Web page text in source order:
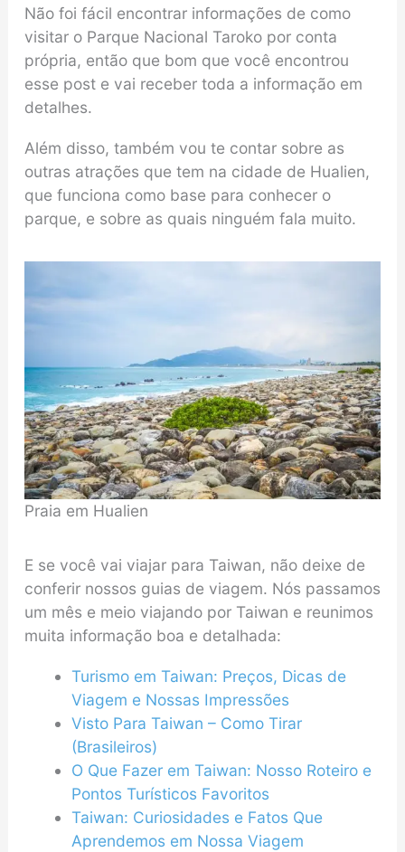
Não foi fácil encontrar informações de como
visitar o Parque Nacional Taroko por conta
própria, então que bom que você encontrou
esse post e vai receber toda a informação em
detalhes.
Além disso, também vou te contar sobre as
outras atrações que tem na cidade de Hualien,
que funciona como base para conhecer o
parque, e sobre as quais ninguém fala muito.
Praia em Hualien
E se você vai viajar para Taiwan, não deixe de
conferir nossos guias de viagem. Nós passamos
um mês e meio viajando por Taiwan e reunimos
muita informação boa e detalhada:
Turismo em Taiwan: Preços, Dicas de
Viagem e Nossas Impressões
Visto Para Taiwan – Como Tirar
(Brasileiros)
O Que Fazer em Taiwan: Nosso Roteiro e
Pontos Turísticos Favoritos
Taiwan: Curiosidades e Fatos Que
Aprendemos em Nossa Viagem